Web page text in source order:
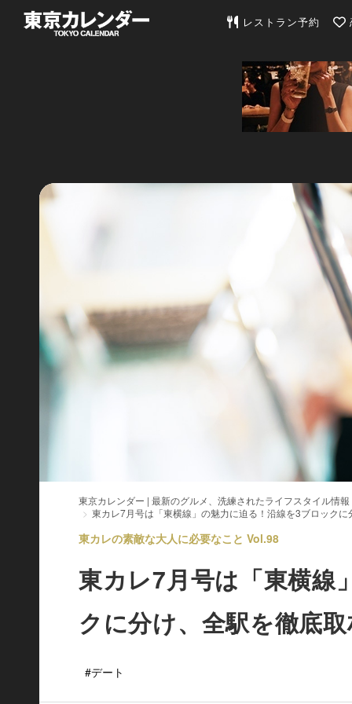
東京カレンダー | 最新
レストラン予約
東京カレンダー | 最新のグルメ、洗練されたライフスタイル情報
東カレ7月号は「東横線」の魅力に迫る！沿線を3ブロック
東カレの素敵な大人に必要なこと Vol.98
東カレ7月号は「東横線
クに分け、全駅を徹底
#デート